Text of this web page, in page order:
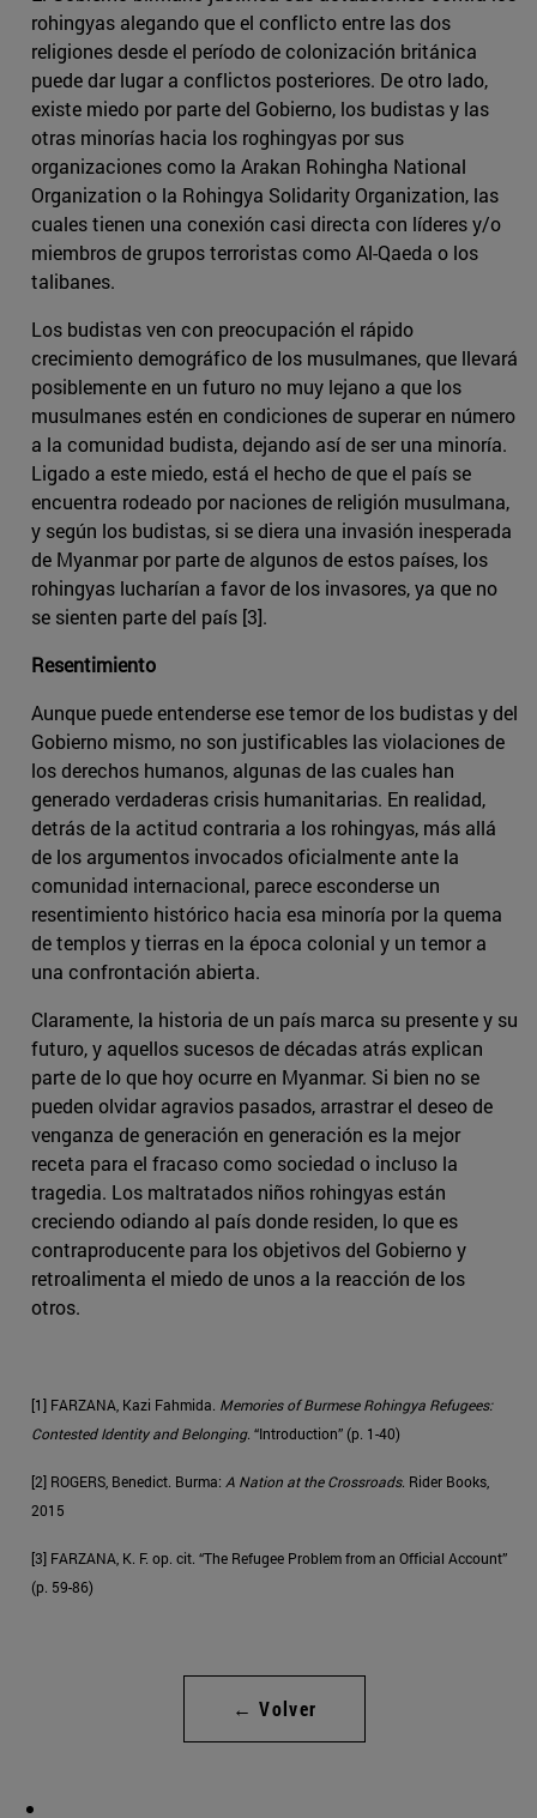
rohingyas alegando que el conflicto entre las dos
religiones desde el período de colonización británica
puede dar lugar a conflictos posteriores. De otro lado,
existe miedo por parte del Gobierno, los budistas y las
otras minorías hacia los roghingyas por sus
organizaciones como la Arakan Rohingha National
Organization o la Rohingya Solidarity Organization, las
cuales tienen una conexión casi directa con líderes y/o
miembros de grupos terroristas como Al-Qaeda o los
talibanes.
Los budistas ven con preocupación el rápido
crecimiento demográfico de los musulmanes, que llevará
posiblemente en un futuro no muy lejano a que los
musulmanes estén en condiciones de superar en número
a la comunidad budista, dejando así de ser una minoría.
Ligado a este miedo, está el hecho de que el país se
encuentra rodeado por naciones de religión musulmana,
y según los budistas, si se diera una invasión inesperada
de Myanmar por parte de algunos de estos países, los
rohingyas lucharían a favor de los invasores, ya que no
se sienten parte del país [3].
Resentimiento
Aunque puede entenderse ese temor de los budistas y del
Gobierno mismo, no son justificables las violaciones de
los derechos humanos, algunas de las cuales han
generado verdaderas crisis humanitarias. En realidad,
detrás de la actitud contraria a los rohingyas, más allá
de los argumentos invocados oficialmente ante la
comunidad internacional, parece esconderse un
resentimiento histórico hacia esa minoría por la quema
de templos y tierras en la época colonial y un temor a
una confrontación abierta.
Claramente, la historia de un país marca su presente y su
futuro, y aquellos sucesos de décadas atrás explican
parte de lo que hoy ocurre en Myanmar. Si bien no se
pueden olvidar agravios pasados, arrastrar el deseo de
venganza de generación en generación es la mejor
receta para el fracaso como sociedad o incluso la
tragedia. Los maltratados niños rohingyas están
creciendo odiando al país donde residen, lo que es
contraproducente para los objetivos del Gobierno y
retroalimenta el miedo de unos a la reacción de los
otros.
[1] FARZANA, Kazi Fahmida. Memories of Burmese Rohingya Refugees:
Contested Identity and Belonging. “Introduction” (p. 1-40)
[2] ROGERS, Benedict. Burma: A Nation at the Crossroads. Rider Books,
2015
[3] FARZANA, K. F. op. cit. “The Refugee Problem from an Official Account”
(p. 59-86)
← Volver